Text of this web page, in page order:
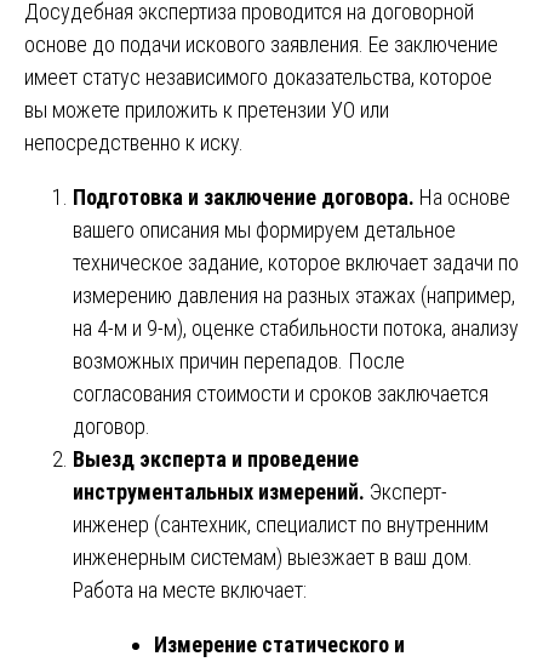
Досудебная экспертиза проводится на договорной
основе до подачи искового заявления. Ее заключение
имеет статус независимого доказательства, которое
вы можете приложить к претензии УО или
непосредственно к иску.
Подготовка и заключение договора. На основе
вашего описания мы формируем детальное
техническое задание, которое включает задачи по
измерению давления на разных этажах (например,
на 4-м и 9-м), оценке стабильности потока, анализу
возможных причин перепадов. После
согласования стоимости и сроков заключается
договор.
Выезд эксперта и проведение
инструментальных измерений. Эксперт-
инженер (сантехник, специалист по внутренним
инженерным системам) выезжает в ваш дом.
Работа на месте включает:
Измерение статического и